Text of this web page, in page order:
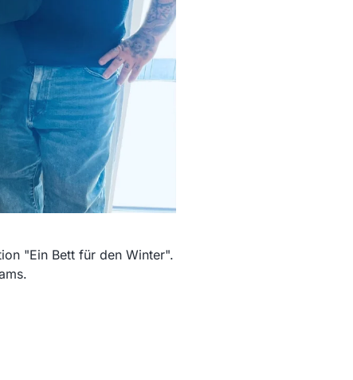
"Ein Bett für den Winter".